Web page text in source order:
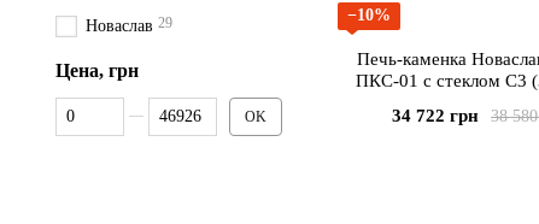
−10%
Печь-каменка
ПКС-01 с стеклом С3 (310х310
38
34 722 грн
Новаслав 29
Цена, грн
От Цена, грн
До Цена, грн
OK